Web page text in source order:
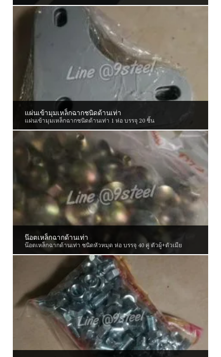
แผ่นเข้ามุมเหล็กฉากชนิดด้านเท่า
แผ่นเข้ามุมเหล็กฉากชนิดด้านเท่า 1 ห่อ บรรจุ 20 ชิ้น
น๊อตเหล็กฉากด้านเท่า
น๊อตเหล็กฉากด้านเท่า ชนิดหัวหมุด ห่อ บรรจุ 40 คู่ ตัวผู้+ตัวเมีย